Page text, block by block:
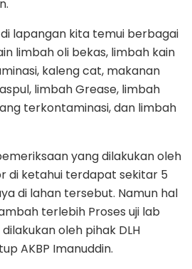
lapangan kita temui berbagai
limbah oli bekas, limbah kain
kaleng cat, makanan
limbah Grease, limbah
terkontaminasi, dan limbah
yang dilakukan oleh
di ketahui terdapat sekitar 5
di lahan tersebut. Namun hal
terlebih Proses uji lab
oleh pihak DLH
AKBP Imanuddin.